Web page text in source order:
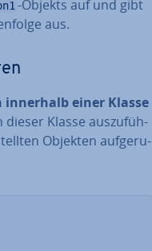
-Objekts auf und gibt
aus.
innerhalb einer Klasse
dieser Klasse aus­zu­füh­
Objekten auf­ge­ru­